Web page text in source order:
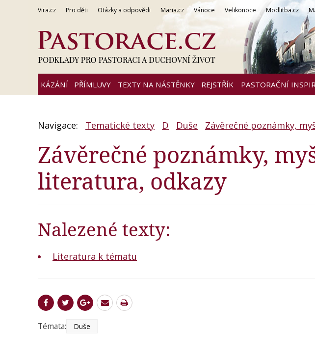
Vira.cz Pro děti Otázky a odpovědi Maria.cz Vánoce Velikonoce Modlitba.cz
KÁZÁNÍ PŘÍMLUVY TEXTY NA NÁSTĚNKY REJSTŘÍK PASTORAČNÍ
Navigace: Tematické texty D Duše Závěrečné poznámky,
Závěrečné poznámky,
literatura, odkazy
Nalezené texty:
Literatura k tématu
Témata: Duše